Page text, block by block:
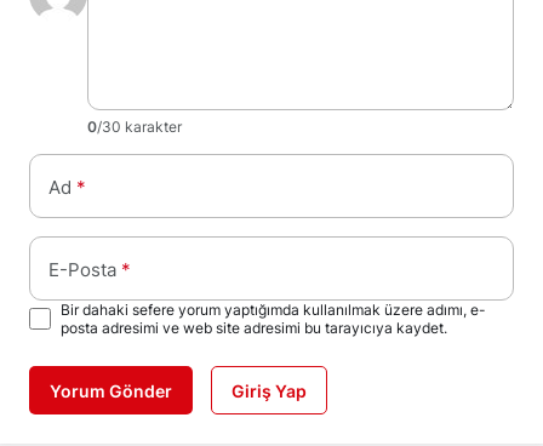
0/30 karakter
Ad *
E-Posta *
Bir dahaki sefere yorum yaptığımda kullanılmak üzere adımı, e-
posta adresimi ve web site adresimi bu tarayıcıya kaydet.
Yorum Gönder Giriş Yap